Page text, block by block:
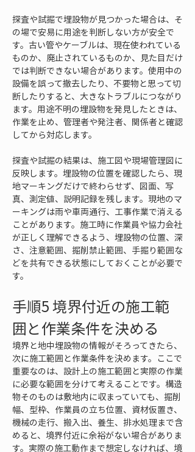
探査や試掘で埋設物が見つかった場合は、そ
の場で安易に用途を判断しない方が安全で
す。古い管やケーブルは、現在使われている
ものか、廃止されているものか、見た目だけ
では判断できない場合があります。使用中の
設備を誤って撤去したり、不要物と思って切
断したりすると、大きなトラブルにつながり
ます。用途不明の埋設物を発見したときは、
作業を止め、管理者や発注者、関係者と確認
してから対応します。
探査や試掘の結果は、施工図や現場管理図に
反映します。埋設物の位置を確認したら、現
地マーキングだけで終わらせず、図面、写
真、測定値、説明記録を残します。現地のマ
ーキングは雨や車両通行、工事作業で消える
ことがあります。施工時に作業員や協力会社
が正しく理解できるよう、埋設物の位置、深
さ、注意範囲、掘削禁止範囲、手掘り範囲な
どを共有できる状態にしておくことが必要で
す。
手順5 境界付近の施工範
囲と作業条件を決める
境界と地中埋設物の情報がそろってきたら、
次に施工範囲と作業条件を決めます。ここで
重要なのは、設計上の施工範囲と実際の作業
に必要な範囲を分けて考えることです。構造
物そのものは敷地内に収まっていても、掘削
幅、型枠、作業員の立ち位置、資材仮置き、
機械の走行、搬入出、養生、排水処理まで含
めると、境界付近に余裕がない場合がありま
す。実際の施工動作まで想定しなければ、境